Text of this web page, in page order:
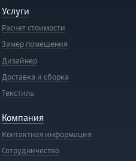
Услуги
Расчет стоимости
Замер помещения
Дизайнер
Доставка и сборка
Текстиль
Компания
Контактная информация
Сотрудничество